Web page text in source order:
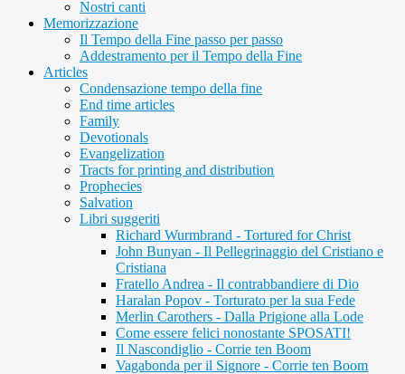
Nostri canti
Memorizzazione
Il Tempo della Fine passo per passo
Addestramento per il Tempo della Fine
Articles
Condensazione tempo della fine
End time articles
Family
Devotionals
Evangelization
Tracts for printing and distribution
Prophecies
Salvation
Libri suggeriti
Richard Wurmbrand - Tortured for Christ
John Bunyan - Il Pellegrinaggio del Cristiano e
Cristiana
Fratello Andrea - Il contrabbandiere di Dio
Haralan Popov - Torturato per la sua Fede
Merlin Carothers - Dalla Prigione alla Lode
Come essere felici nonostante SPOSATI!
Il Nascondiglio - Corrie ten Boom
Vagabonda per il Signore - Corrie ten Boom